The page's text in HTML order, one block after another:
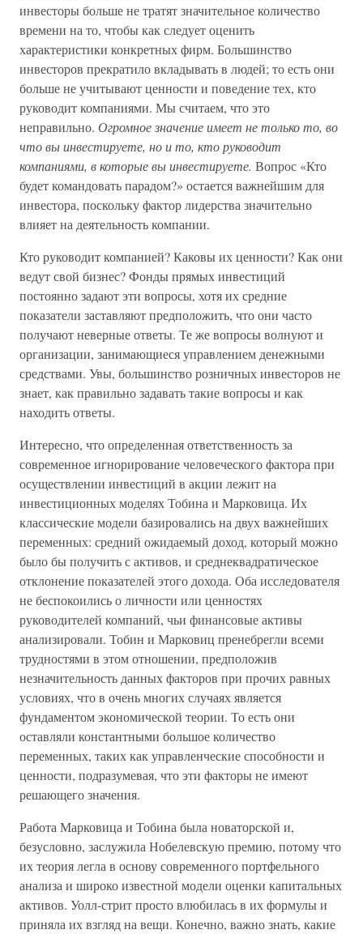
инвесторы больше не тратят значительное количество
времени на то, чтобы как следует оценить
характеристики конкретных фирм. Большинство
инвесторов прекратило вкладывать в людей; то есть они
больше не учитывают ценности и поведение тех, кто
руководит компаниями. Мы считаем, что это
неправильно. Огромное значение имеет не только то, во
что вы инвестируете, но и то, кто руководит
компаниями, в которые вы инвестируете. Вопрос «Кто
будет командовать парадом?» остается важнейшим для
инвестора, поскольку фактор лидерства значительно
влияет на деятельность компании.
Кто руководит компанией? Каковы их ценности? Как они
ведут свой бизнес? Фонды прямых инвестиций
постоянно задают эти вопросы, хотя их средние
показатели заставляют предположить, что они часто
получают неверные ответы. Те же вопросы волнуют и
организации, занимающиеся управлением денежными
средствами. Увы, большинство розничных инвесторов не
знает, как правильно задавать такие вопросы и как
находить ответы.
Интересно, что определенная ответственность за
современное игнорирование человеческого фактора при
осуществлении инвестиций в акции лежит на
инвестиционных моделях Тобина и Марковица. Их
классические модели базировались на двух важнейших
переменных: средний ожидаемый доход, который можно
было бы получить с активов, и среднеквадратическое
отклонение показателей этого дохода. Оба исследователя
не беспокоились о личности или ценностях
руководителей компаний, чьи финансовые активы
анализировали. Тобин и Марковиц пренебрегли всеми
трудностями в этом отношении, предположив
незначительность данных факторов при прочих равных
условиях, что в очень многих случаях является
фундаментом экономической теории. То есть они
оставляли константными большое количество
переменных, таких как управленческие способности и
ценности, подразумевая, что эти факторы не имеют
решающего значения.
Работа Марковица и Тобина была новаторской и,
безусловно, заслужила Нобелевскую премию, потому что
их теория легла в основу современного портфельного
анализа и широко известной модели оценки капитальных
активов. Уолл-стрит просто влюбилась в их формулы и
приняла их взгляд на вещи. Конечно, важно знать, какие